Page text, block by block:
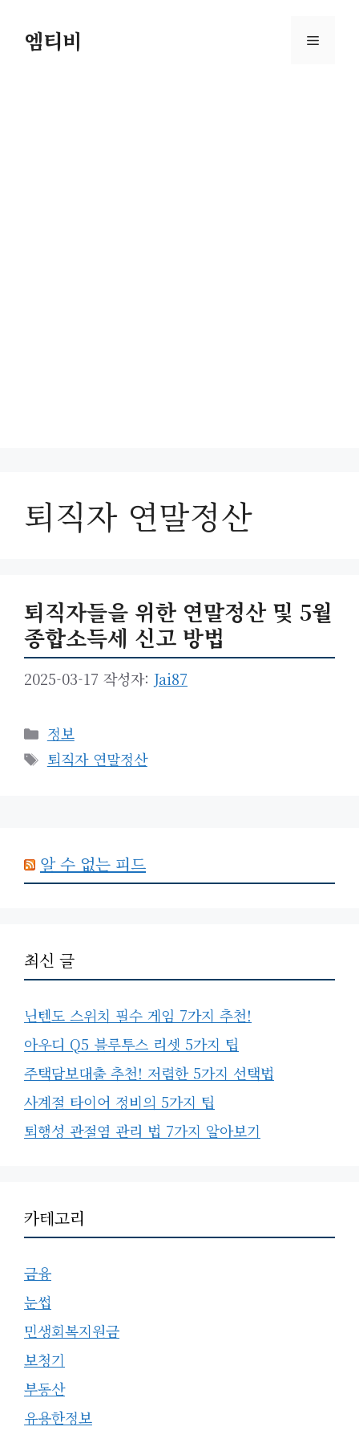
엠티비 메
퇴직자 연말정산
퇴직자들을 위한 연말정산 및 5월
종합소득세 신고 방법
2025-03-17 작성자: Jai87
카
테
고
정보
태
퇴직자 연말정산
알 수 없는 피드
최신 글
닌텐도 스위치 필수 게임 7가지 추천!
아우디 Q5 블루투스 리셋 5가지 팁
주택담보대출 추천! 저렴한 5가지 선택법
사계절 타이어 정비의 5가지 팁
퇴행성 관절염 관리 법 7가지 알아보기
카테고리
금융
눈썹
민생회복지원금
보청기
부동산
유용한정보